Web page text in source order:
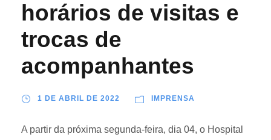
horários de visitas e
trocas de
acompanhantes
1 DE ABRIL DE 2022 IMPRENSA
A partir da próxima segunda-feira, dia 04, o Hospital